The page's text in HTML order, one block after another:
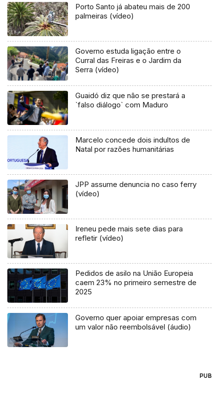
Porto Santo já abateu mais de 200
palmeiras (vídeo)
Governo estuda ligação entre o
Curral das Freiras e o Jardim da
Serra (vídeo)
Guaidó diz que não se prestará a
`falso diálogo` com Maduro
Marcelo concede dois indultos de
Natal por razões humanitárias
JPP assume denuncia no caso ferry
(vídeo)
Ireneu pede mais sete dias para
refletir (vídeo)
Pedidos de asilo na União Europeia
caem 23% no primeiro semestre de
2025
Governo quer apoiar empresas com
um valor não reembolsável (áudio)
PUB